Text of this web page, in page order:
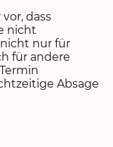
dass
nicht
nur für
für andere
Absage